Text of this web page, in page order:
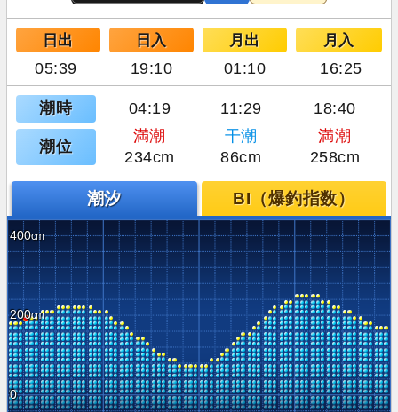
日出 日入 月出 月入
05:39 19:10 01:10 16:25
潮時 04:19 11:29 18:40
潮位
満潮 干潮
満潮
234cm
86cm 258cm
潮汐 BI（爆釣指数）
400
200
0